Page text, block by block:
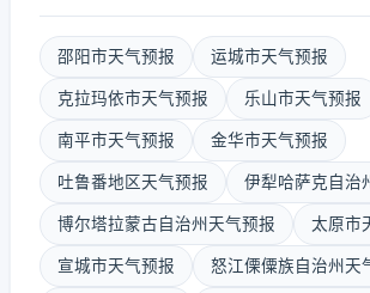
邵阳市天气预报 运城市天气预报
克拉玛依市天气预报 乐山市天气预报
南平市天气预报 金华市天气预报
吐鲁番地区天气预报 伊犁哈萨克自治
博尔塔拉蒙古自治州天气预报 太原市
宣城市天气预报 怒江傈僳族自治州天